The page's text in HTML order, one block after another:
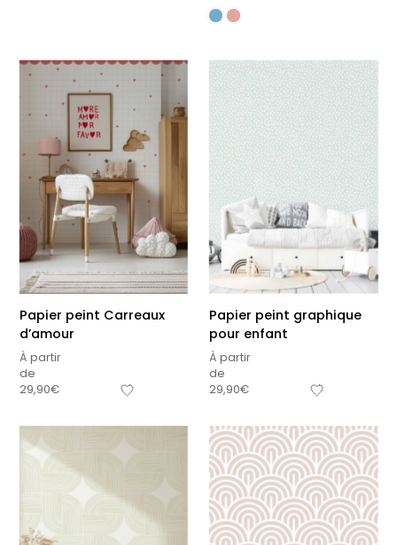
Papier peint Carreaux
d’amour
À partir
de
29,90€
Papier peint graphique
pour enfant
À partir
de
29,90€